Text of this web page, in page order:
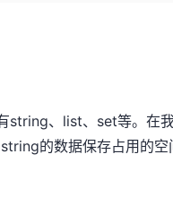
string、list、set等。在
的数据保存占用的